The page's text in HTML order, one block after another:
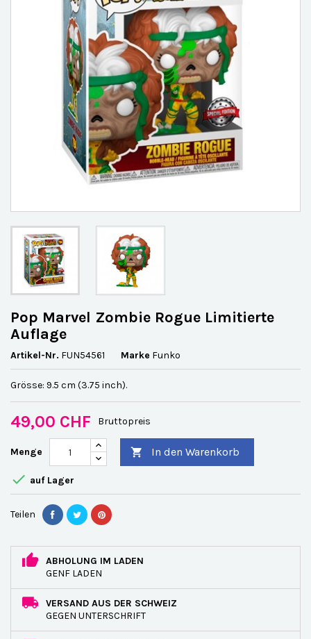
Pop Marvel Zombie Rogue Limitierte
Auflage
Artikel-Nr. FUN54561 Marke Funko
Grösse: 9.5 cm (3.75 inch).
49,00 CHF Bruttopreis
Menge  In den Warenkorb
 auf Lager
Teilen
ABHOLUNG IM LADEN
GENF LADEN
VERSAND AUS DER SCHWEIZ
GEGEN UNTERSCHRIFT